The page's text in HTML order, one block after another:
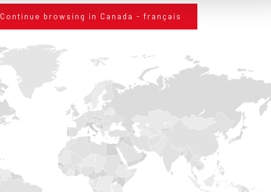
Continue browsing in Canada - français